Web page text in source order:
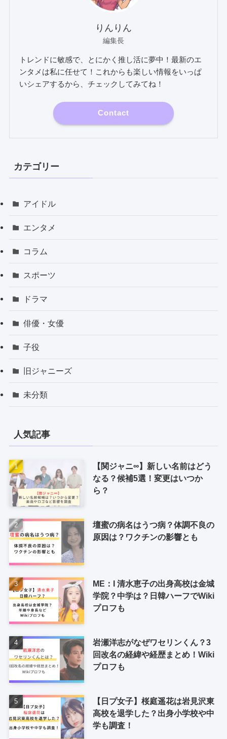
りんりん
編集長
トレンドに敏感で、とにかく推し活に夢中！最新のエ
ンタメは私に任せて！これからも楽しい情報をいっぱ
いシェアするから、チェックしてみてね！
Contact
カテゴリー
アイドル
エンタメ
コラム
スポーツ
ドラマ
俳優・女優
子役
旧ジャニーズ
未分類
人気記事
【関ジャニ∞】新しい名前はどう
なる？候補5選！変更はいつか
ら？
壇蜜の病名はうつ病？体調不良の
原因は？ワクチンの影響とも
ME：I 清水恵子の出身高校は金城
学院？中学は？日韓ハーフでWiki
プロフも
岩瀬洋志がなぜワセリンくん？3
回改名の経緯や経歴まとめ！Wiki
プロフも
【日プ女子】桜庭遥花は岩見沢東
高校を退学した？出身小学校や中
学も調査！